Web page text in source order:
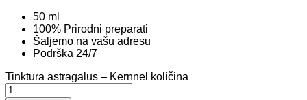
50 ml
100% Prirodni preparati
Šaljemo na vašu adresu
Podrška 24/7
Tinktura astragalus – Kernnel količina